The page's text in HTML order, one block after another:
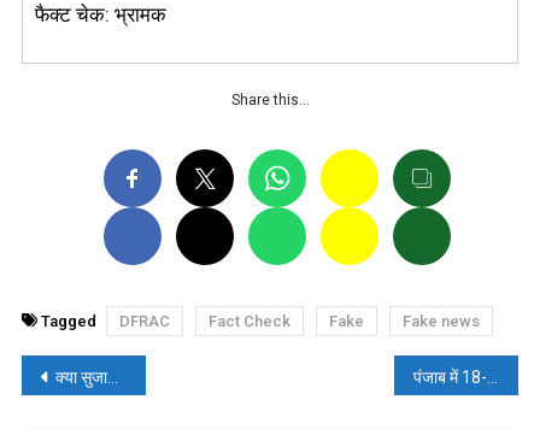
फैक्ट चेक: भ्रामक
Share this…
Tagged DFRAC Fact Check Fake Fake news
पोस्ट
क्या सुजाता सिंह अजीत डोभाल की पत्नी हैं? पढ़ें, वायरल तस्वीर का फै़क्ट-चेक